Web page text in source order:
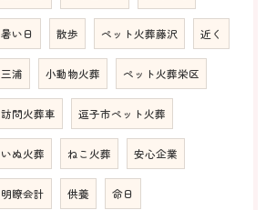
暑い日 散歩 ペット火葬藤沢 近く
三浦 小動物火葬 ペット火葬栄区
訪問火葬車 逗子市ペット火葬
いぬ火葬 ねこ火葬 安心企業
明瞭会計 供養 命日